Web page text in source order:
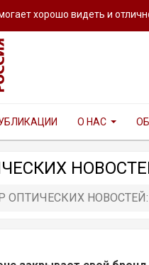
хорошо видеть и
О НАС
ОПТИЧЕСКИХ